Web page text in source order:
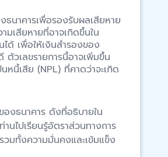
ธนาคารเพื่อรองรับผลเสียหาย
มเสียหายที่อาจเกิดขึ้นใน
ด้ เพื่อให้เงินสำรองของ
วเลขรายการนี้อาจเพิ่มขึ้น
หนี้เสีย (NPL) ที่คาดว่าจะเกิด
งธนาคาร ดังที่อธิบายใน
นไปเรียนรู้อัตราส่วนทางการ
มทั้งความมั่นคงและเข้มแข็ง